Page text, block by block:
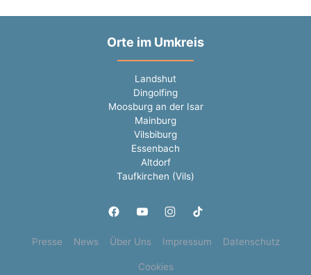
Orte im Umkreis
Landshut
Dingolfing
Moosburg an der Isar
Mainburg
Vilsbiburg
Essenbach
Altdorf
Taufkirchen (Vils)
Presse News Über Uns Impressum Datenschutz
Cookies